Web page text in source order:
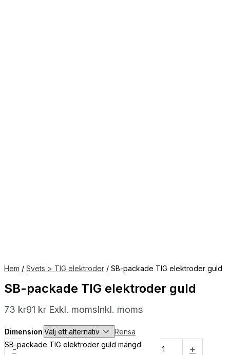
Hem / Svets > TIG elektroder / SB-packade TIG elektroder guld
SB-packade TIG elektroder guld
73 kr91 kr Exkl. momsInkl. moms
Dimension Rensa
-
SB-packade TIG elektroder guld mängd +